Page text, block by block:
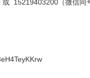
15219403200（微信同